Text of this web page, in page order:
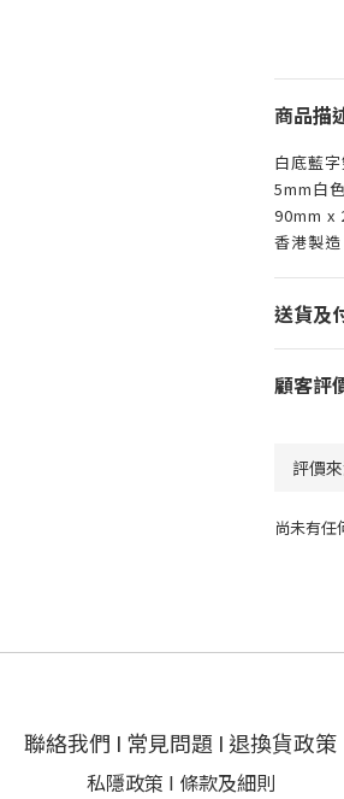
商品描
白底藍
5mm白
90mm x
香港製造
送貨及
顧客評
尚未有任
聯絡我們 I 常見問題 I 退換貨政策
私隱政策 I 條款及細則